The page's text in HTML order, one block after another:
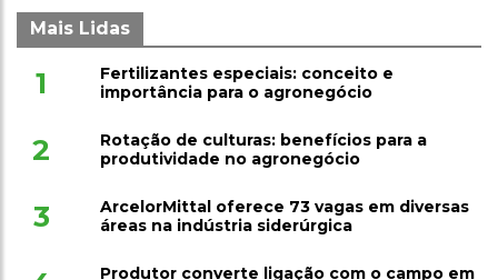
1
Fertilizantes especiais: conceito e
importância para o agronegócio
produtividade no agronegócio
áreas na indústria siderúrgica
projeto de agricultura orgânica